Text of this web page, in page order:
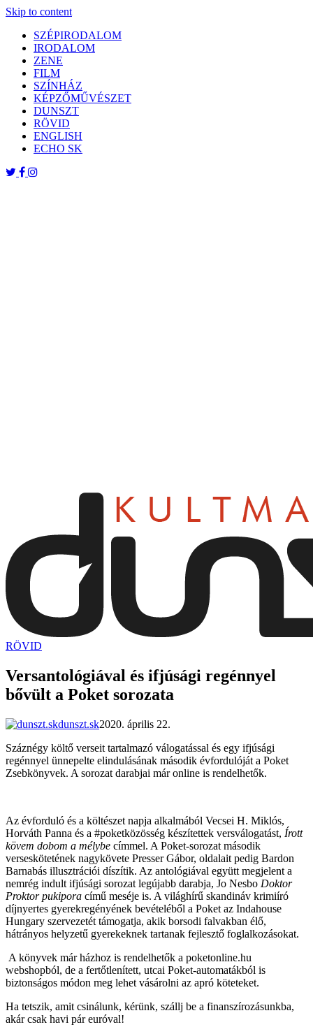
Skip to content
SZÉPIRODALOM
IRODALOM
ZENE
FILM
SZÍNHÁZ
KÉPZŐMŰVÉSZET
DUNSZT
RÖVID
ENGLISH
ECHO SK
RÖVID
Versantológiával és ifjúsági regénnyel
bővült a Poket sorozata
dunszt.sk2020. április 22.
Száznégy költő verseit tartalmazó válogatással és egy ifjúsági
regénnyel ünnepelte elindulásának második évfordulóját a Poket
Zsebkönyvek. A sorozat darabjai már online is rendelhetők.
Az évforduló és a költészet napja alkalmából Vecsei H. Miklós,
Horváth Panna és a #poketközösség készítettek versválogatást, Írott
kövem dobom a mélybe címmel. A Poket-sorozat második
verseskötetének nagykövete Presser Gábor, oldalait pedig Bardon
Barnabás illusztrációi díszítik. Az antológiával együtt megjelent a
nemrég indult ifjúsági sorozat legújabb darabja, Jo Nesbo Doktor
Proktor pukipora című meséje is. A világhírű skandináv krimiíró
díjnyertes gyerekregényének bevételéből a Poket az Indahouse
Hungary szervezetét támogatja, akik borsodi falvakban élő,
hátrányos helyzetű gyerekeknek tartanak fejlesztő foglalkozásokat.
A könyvek már házhoz is rendelhetők a poketonline.hu
webshopból, de a fertőtlenített, utcai Poket-automatákból is
biztonságos módon meg lehet vásárolni az apró köteteket.
Ha tetszik, amit csinálunk, kérünk, szállj be a finanszírozásunkba,
akár csak havi pár euróval!